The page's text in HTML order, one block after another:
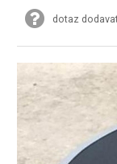
dotaz